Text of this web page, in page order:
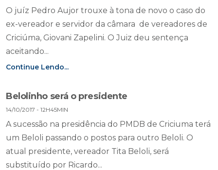
O juíz Pedro Aujor trouxe à tona de novo o caso do
ex-vereador e servidor da câmara de vereadores de
Criciúma, Giovani Zapelini. O Juiz deu sentença
aceitando...
Continue Lendo...
Belolinho será o presidente
14/10/2017 - 12H45MIN
A sucessão na presidência do PMDB de Criciuma terá
um Beloli passando o postos para outro Beloli. O
atual presidente, vereador Tita Beloli, será
substituído por Ricardo...